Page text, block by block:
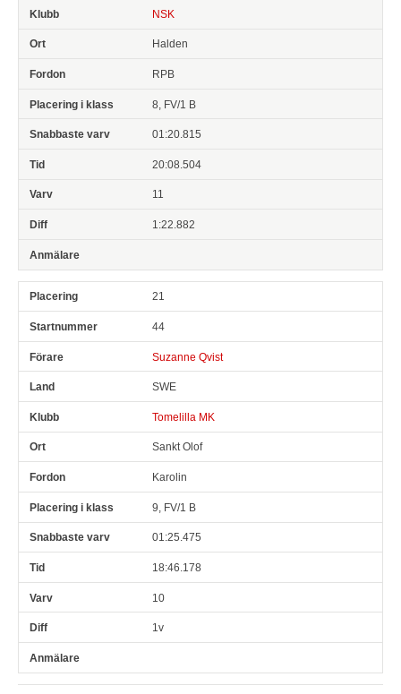
NSK
Halden
RPB
8, FV/1 B
01:20.815
20:08.504
11
1:22.882
21
44
Suzanne Qvist
SWE
Tomelilla MK
Sankt Olof
Karolin
9, FV/1 B
01:25.475
18:46.178
10
1v